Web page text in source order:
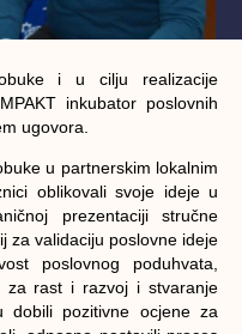
i u cilju realizacije
inkubator poslovnih
ugovora.
u partnerskim lokalnim
oblikovali svoje ideje u
prezentaciji stručne
za validaciju poslovne ideje
poslovnog poduhvata,
za rast i razvoj i stvaranje
dobili pozitivne ocjene za